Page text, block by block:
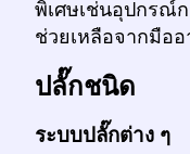
พิเศษเช่นอุปกรณ์
ช่วยเหลือจากมืออ
ปลั๊กชนิด
ระบบปลั๊กต่าง ๆ